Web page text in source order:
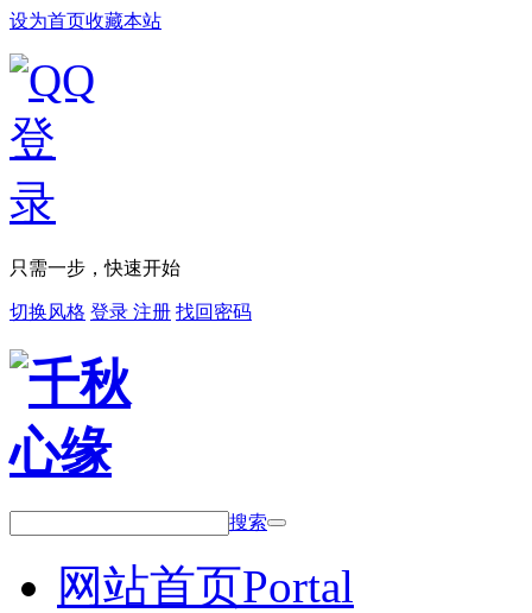
设为首页收藏本站
只需一步，快速开始
切换风格 登录 注册 找回密码
搜索
网站首页Portal